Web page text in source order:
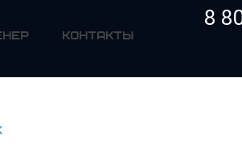
КОНТАКТЫ
8